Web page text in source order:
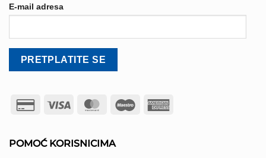
POMOĆ KORISNICIMA
E-mail adresa
Credit
Visa MasterCard
Maestro